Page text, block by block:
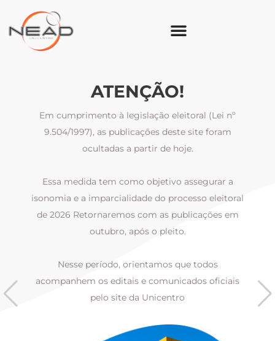
ATENÇÃO!
Em cumprimento à legislação eleitoral (Lei nº
9.504/1997), as publicações deste site foram
ocultadas a partir de hoje.
Essa medida tem como objetivo assegurar a
isonomia e a imparcialidade do processo eleitoral
de 2026 Retornaremos com as publicações em
outubro, após o pleito.
Nesse período, orientamos que todos
acompanhem os editais e comunicados oficiais
pelo site da Unicentro